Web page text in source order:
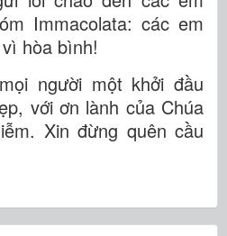
Immacolata: các em
hòa bình!
người một khởi đầu
với ơn lành của Chúa
Xin đừng quên cầu